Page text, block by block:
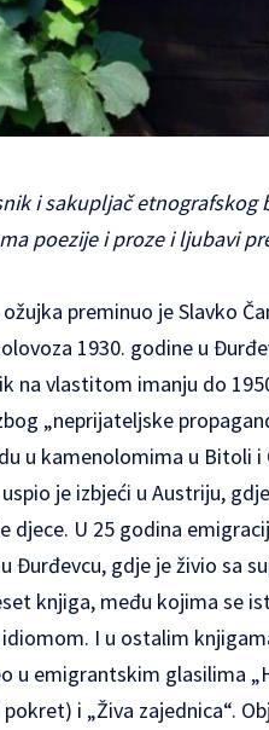
i sakupljač
poezije i proze i ljubavi
preminuo je Slavko
1930. godine u
na vlastitom imanju do
„neprijateljske
u kamenolomima u Bitoli i
je izbjeći u Austriju,
djece. U 25 godina
Đurđevcu, gdje je živio sa
knjiga, među kojima se
I u ostalim
u emigrantskim glasilima
i „Živa zajednica“.